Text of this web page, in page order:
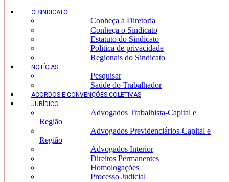
O SINDICATO
Conheça a Diretoria
Conheça o Sindicato
Estatuto do Sindicato
Politica de privacidade
Regionais do Sindicato
NOTÍCIAS
Pesquisar
Saúde do Trabalhador
ACORDOS E CONVENÇÕES COLETIVAS
JURÍDICO
Advogados Trabalhista-Capital e
Região
Advogados Previdenciários-Capital e
Região
Advogados Interior
Direitos Permanentes
Homologações
Processo Judicial